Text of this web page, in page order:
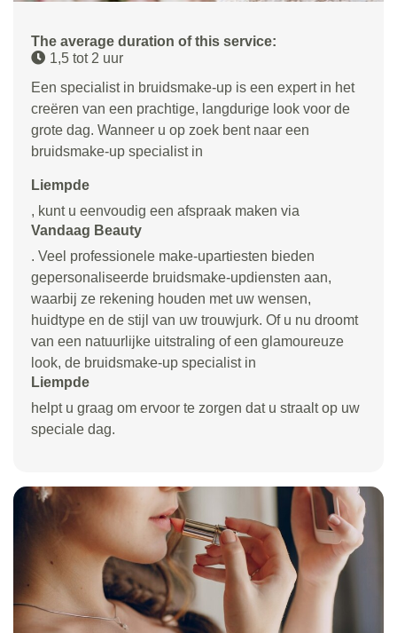
The average duration of this service:
1,5 tot 2 uur
Een specialist in bruidsmake-up is een expert in het
creëren van een prachtige, langdurige look voor de
grote dag. Wanneer u op zoek bent naar een
bruidsmake-up specialist in
Liempde
, kunt u eenvoudig een afspraak maken via
Vandaag Beauty
. Veel professionele make-upartiesten bieden
gepersonaliseerde bruidsmake-updiensten aan,
waarbij ze rekening houden met uw wensen,
huidtype en de stijl van uw trouwjurk. Of u nu droomt
van een natuurlijke uitstraling of een glamoureuze
look, de bruidsmake-up specialist in
Liempde
helpt u graag om ervoor te zorgen dat u straalt op uw
speciale dag.